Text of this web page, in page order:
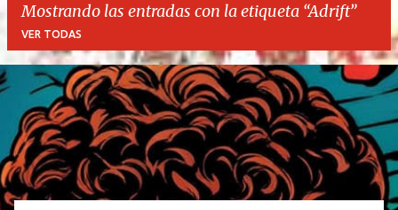
Mostrando las entradas con la etiqueta Adrift
VER TODAS
E
t
r
a